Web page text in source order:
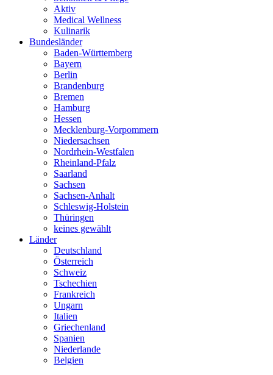
Aktiv
Medical Wellness
Kulinarik
Bundesländer
Baden-Württemberg
Bayern
Berlin
Brandenburg
Bremen
Hamburg
Hessen
Mecklenburg-Vorpommern
Niedersachsen
Nordrhein-Westfalen
Rheinland-Pfalz
Saarland
Sachsen
Sachsen-Anhalt
Schleswig-Holstein
Thüringen
keines gewählt
Länder
Deutschland
Österreich
Schweiz
Tschechien
Frankreich
Ungarn
Italien
Griechenland
Spanien
Niederlande
Belgien